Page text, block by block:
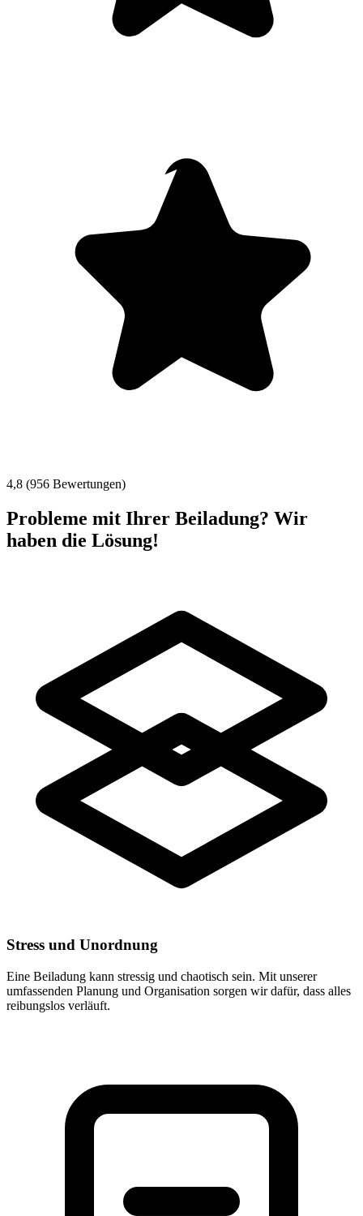
4,8 (956 Bewertungen)
Probleme mit Ihrer Beiladung? Wir
haben die Lösung!
Stress und Unordnung
Eine Beiladung kann stressig und chaotisch sein. Mit unserer
umfassenden Planung und Organisation sorgen wir dafür, dass alles
reibungslos verläuft.